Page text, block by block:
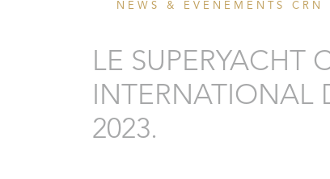
NEWS & ÉVÉNEMENTS CRN
LE SUPERYACHT
INTERNATIONAL
2023.